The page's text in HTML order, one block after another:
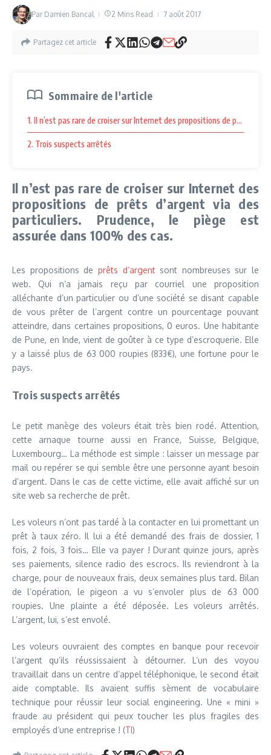
Par Damien Bancal 2 Mins Read 7 août 2017
Partagez cet article
Sommaire de l'article
1. Il n’est pas rare de croiser sur Internet des propositions de prêts
2. Trois suspects arrêtés
Il n’est pas rare de croiser sur Internet des
propositions de prêts d’argent via des
particuliers. Prudence, le piège est
assurée dans 100% des cas.
Les propositions de prêts d’argentsont nombreuses sur le
web. Qui n’a jamais reçu par courriel une proposition
alléchante d’un particulier ou d’une société se disant capable
de vous prêter de l’argent contre un pourcentage pouvant
atteindre, dans certaines propositions, 0 euros. Une habitante
de Pune, en Inde, vient de goûter à ce type d’escroquerie. Elle
y a laissé plus de 63 000 roupies (833€), une fortune pour le
pays.
Trois suspects arrêtés
Le petit manège des voleurs était très bien rodé. Attention,
cette arnaque tourne aussi en France, Suisse, Belgique,
Luxembourg… La méthode est simple : laisser un message par
mail ou repérer se qui semble être une personne ayant besoin
d’argent. Dans le cas de cette victime, elle avait affiché sur un
site web sa recherche de prêt.
Les voleurs n’ont pas tardé à la contacter en lui promettant un
prêt à taux zéro. Il lui a été demandé des frais de dossier, 1
fois, 2 fois, 3 fois… Elle va payer ! Durant quinze jours, après
ses paiements, silence radio des escrocs. Ils reviendront à la
charge, pour de nouveaux frais, deux semaines plus tard. Bilan
de l’opération, le pigeon a vu s’envoler plus de 63 000
roupies. Une plainte a été déposée. Les voleurs arrêtés.
L’argent, lui, s’est envolé.
Les voleurs ouvraient des comptes en banque pour recevoir
l’argent qu’ils réussissaient à détourner. L’un des voyou
travaillait dans un centre d’appel téléphonique, le second était
aide comptable. Ils avaient suffis sèment de vocabulaire
technique pour réussir leur social engineering. Une « mini »
fraude au président qui peux toucher les plus fragiles des
employés d’une entreprise ! (TI)